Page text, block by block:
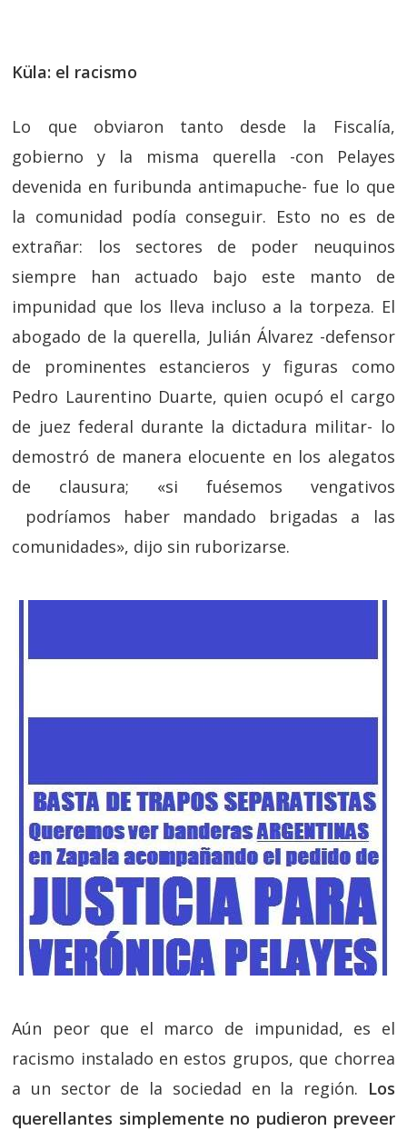
Küla: el racismo
Lo que obviaron tanto desde la Fiscalía,
gobierno y la misma querella -con Pelayes
devenida en furibunda antimapuche- fue lo que
la comunidad podía conseguir. Esto no es de
extrañar: los sectores de poder neuquinos
siempre han actuado bajo este manto de
impunidad que los lleva incluso a la torpeza. El
abogado de la querella, Julián Álvarez -defensor
de prominentes estancieros y figuras como
Pedro Laurentino Duarte, quien ocupó el cargo
de juez federal durante la dictadura militar- lo
demostró de manera elocuente en los alegatos
de clausura; «si fuésemos vengativos
podríamos haber mandado brigadas a las
comunidades», dijo sin ruborizarse.
Aún peor que el marco de impunidad, es el
racismo instalado en estos grupos, que chorrea
a un sector de la sociedad en la región. Los
querellantes simplemente no pudieron preveer